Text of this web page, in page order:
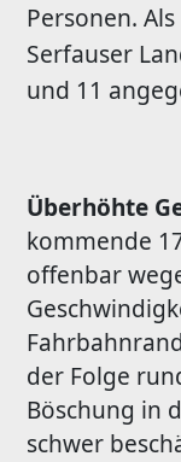
Personen.
Serfauser
und 11
Überhöhte
kommende
offenbar
der Folge
Böschung in
schwer